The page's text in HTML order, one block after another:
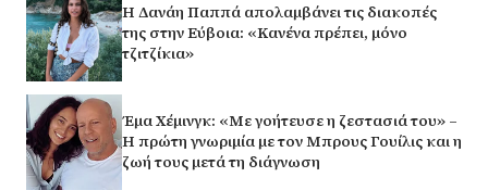
Η Δανάη Παππά απολαμβάνει τις διακοπές
της στην Εύβοια: «Κανένα πρέπει, μόνο
τζιτζίκια»
Έμα Χέμινγκ: «Με γοήτευσε η ζεστασιά του» –
Η πρώτη γνωριμία με τον Μπρους Γουίλις και η
ζωή τους μετά τη διάγνωση